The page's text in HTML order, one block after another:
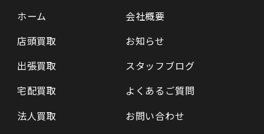
ホーム
店頭買取
出張買取
宅配買取
法人買取
会社概要
お知らせ
スタッフブログ
よくあるご質問
お問い合わせ